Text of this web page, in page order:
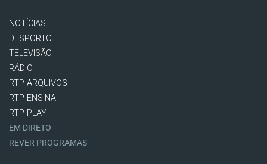
NOTÍCIAS
DESPORTO
TELEVISÃO
RÁDIO
RTP ARQUIVOS
RTP ENSINA
RTP PLAY
EM DIRETO
REVER PROGRAMAS